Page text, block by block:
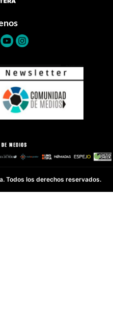
Todos los derechos reservados.